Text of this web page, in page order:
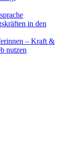
in den
– Kraft &
nutzen